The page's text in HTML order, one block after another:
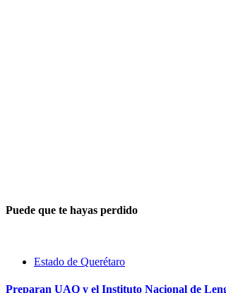
Puede que te hayas perdido
Estado de Querétaro
Preparan UAQ y el Instituto Nacional de